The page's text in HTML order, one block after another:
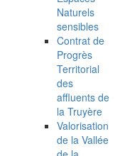
Naturels
sensibles
Contrat de
Progrès
Territorial
des
affluents de
la Truyère
Valorisation
de la Vallée